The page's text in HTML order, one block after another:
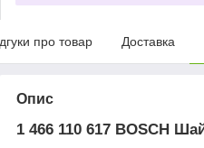
про товар Доставка
Опис
1 466 110 617 BOSCH